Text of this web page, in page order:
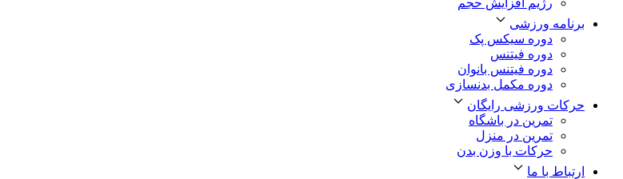
رژیم افزایش حجم
برنامه ورزشی
دوره سیکس پک
دوره فیتنس
دوره فیتنس بانوان
دوره مکمل بدنسازی
حرکات ورزشی رایگان
تمرین در باشگاه
تمرین در منزل
حرکات با وزن بدن
ارتباط با ما